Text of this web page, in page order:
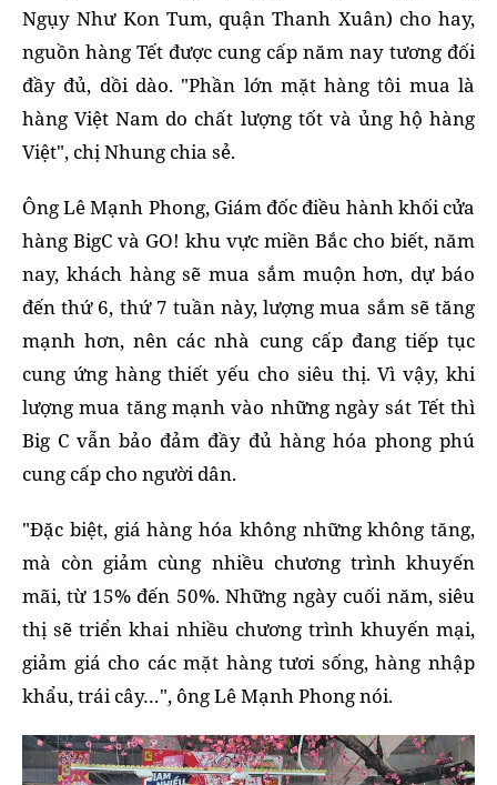
Ngụy Như Kon Tum, quận Thanh Xuân) cho hay,
nguồn hàng Tết được cung cấp năm nay tương đối
đầy đủ, dồi dào. "Phần lớn mặt hàng tôi mua là
hàng Việt Nam do chất lượng tốt và ủng hộ hàng
Việt", chị Nhung chia sẻ.
Ông Lê Mạnh Phong, Giám đốc điều hành khối cửa
hàng BigC và GO! khu vực miền Bắc cho biết, năm
nay, khách hàng sẽ mua sắm muộn hơn, dự báo
đến thứ 6, thứ 7 tuần này, lượng mua sắm sẽ tăng
mạnh hơn, nên các nhà cung cấp đang tiếp tục
cung ứng hàng thiết yếu cho siêu thị. Vì vậy, khi
lượng mua tăng mạnh vào những ngày sát Tết thì
Big C vẫn bảo đảm đầy đủ hàng hóa phong phú
cung cấp cho người dân.
"Đặc biệt, giá hàng hóa không những không tăng,
mà còn giảm cùng nhiều chương trình khuyến
mãi, từ 15% đến 50%. Những ngày cuối năm, siêu
thị sẽ triển khai nhiều chương trình khuyến mại,
giảm giá cho các mặt hàng tươi sống, hàng nhập
khẩu, trái cây…", ông Lê Mạnh Phong nói.